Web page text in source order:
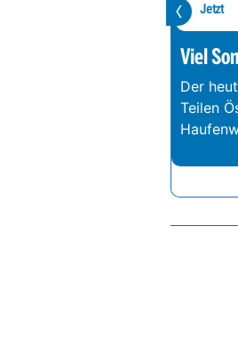
Jetzt
Viel
Der
Teilen